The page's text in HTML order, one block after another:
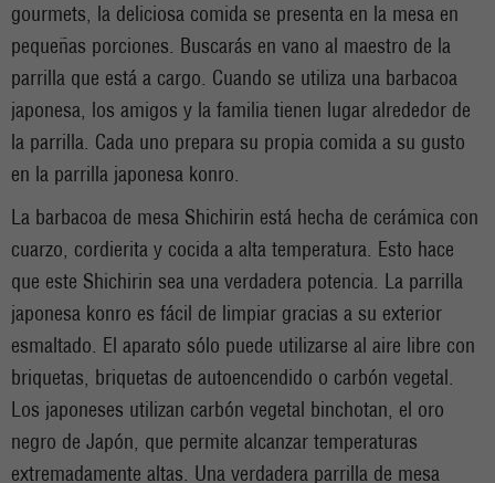
gourmets, la deliciosa comida se presenta en la mesa en
pequeñas porciones. Buscarás en vano al maestro de la
parrilla que está a cargo. Cuando se utiliza una barbacoa
japonesa, los amigos y la familia tienen lugar alrededor de
la parrilla. Cada uno prepara su propia comida a su gusto
en la parrilla japonesa konro.
La barbacoa de mesa Shichirin está hecha de cerámica con
cuarzo, cordierita y cocida a alta temperatura. Esto hace
que este Shichirin sea una verdadera potencia. La parrilla
japonesa konro es fácil de limpiar gracias a su exterior
esmaltado. El aparato sólo puede utilizarse al aire libre con
briquetas, briquetas de autoencendido o carbón vegetal.
Los japoneses utilizan carbón vegetal binchotan, el oro
negro de Japón, que permite alcanzar temperaturas
extremadamente altas. Una verdadera parrilla de mesa